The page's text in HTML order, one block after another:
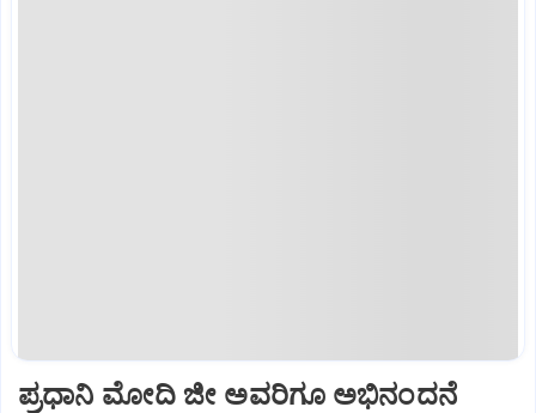
ಪ್ರಧಾನಿ ಮೋದಿ ಜೀ ಅವರಿಗೂ ಅಭಿನಂದನೆ